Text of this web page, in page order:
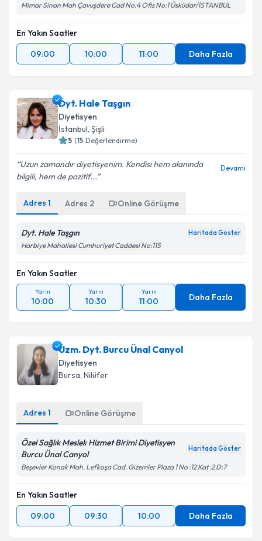
Mimar Sinan Mah Çavuşdere Cad No:4 Ofis No:1 Üsküdar/İSTANBUL
En Yakın Saatler
09:00
10:00 11:00 Daha Fazla
Dyt. Hale Taşgın
Diyetisyen
İstanbul, Şişli
5 (15 Değerlendirme)
Uzun zamandır diyetisyenim. Kendisi hem alanında
bilgili, hem de pozitif...
Devamı
Adres 1 Adres 2 Online Görüşme
Dyt. Hale Taşgın Haritada Göster
Harbiye Mahallesi Cumhuriyet Caddesi No:115
En Yakın Saatler
Yarın
10:00
Yarın
10:30
Yarın
11:00 Daha Fazla
Uzm. Dyt. Burcu Ünal Canyol
Diyetisyen
Bursa, Nilüfer
Adres 1 Online Görüşme
Özel Sağlık Meslek Hizmet Birimi Diyetisyen
Burcu Ünal Canyol
Haritada Göster
Beşevler Konak Mah. Lefkoşa Cad. Gizemler Plaza 1 No :12 Kat :2 D:7
En Yakın Saatler
09:00
09:30 10:00 Daha Fazla